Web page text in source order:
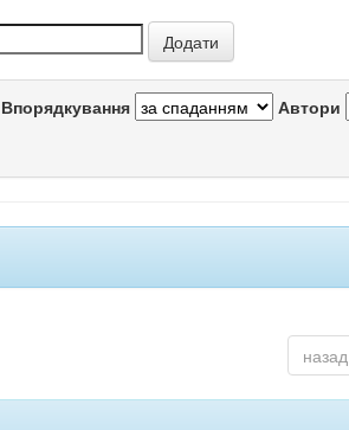
Впорядкування Автори
назад